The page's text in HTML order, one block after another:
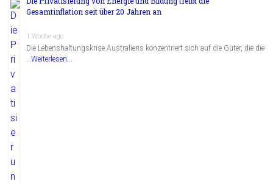
Gesamtinflation seit über 20 Jahren an
1 Woche ago
Die Lebenshaltungskrise Australiens konzentriert sich auf die Güter, die die
…Weiterlesen...